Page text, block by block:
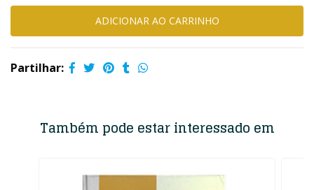
Partilhar:
Também pode estar interessado em